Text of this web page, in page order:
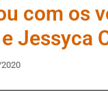
com os
Jessyca